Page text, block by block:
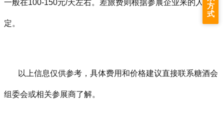
一般在100-150元/天左右。差旅费则根据参展企业来的人数确
定。
以上信息仅供参考，具体费用和价格建议直接联系糖酒会
组委会或相关参展商了解。
方
式